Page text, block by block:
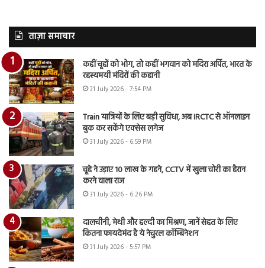
ताज़ा समाचार
कहीं चूहों को भोग, तो कहीं भगवान को मदिरा अर्पित, भारत के
रहस्यमयी मंदिरों की कहानी
31 July 2026 - 7:54 PM
Train यात्रियों के लिए बड़ी सुविधा, अब IRCTC से ऑनलाइन
बुक कर सकेंगे एक्सेस लगेज
31 July 2026 - 6:59 PM
चूहे ने उड़ाए 10 लाख के गहने, CCTV में खुला चोरी का हैरान
करने वाला राज
31 July 2026 - 6:26 PM
दालचीनी, मेथी और हल्दी का मिश्रण, जानें सेहत के लिए
कितना फायदेमंद है ये नेचुरल कॉम्बिनेशन
31 July 2026 - 5:57 PM